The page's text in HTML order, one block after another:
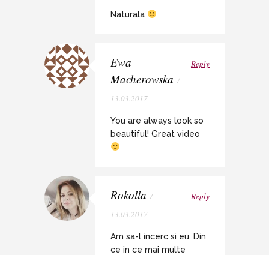
Naturala
Ewa
Macherowska /
13.03.2017
Reply
You are always look so
beautiful! Great video
Rokolla /
13.03.2017
Reply
Am sa-l incerc si eu. Din
ce in ce mai multe